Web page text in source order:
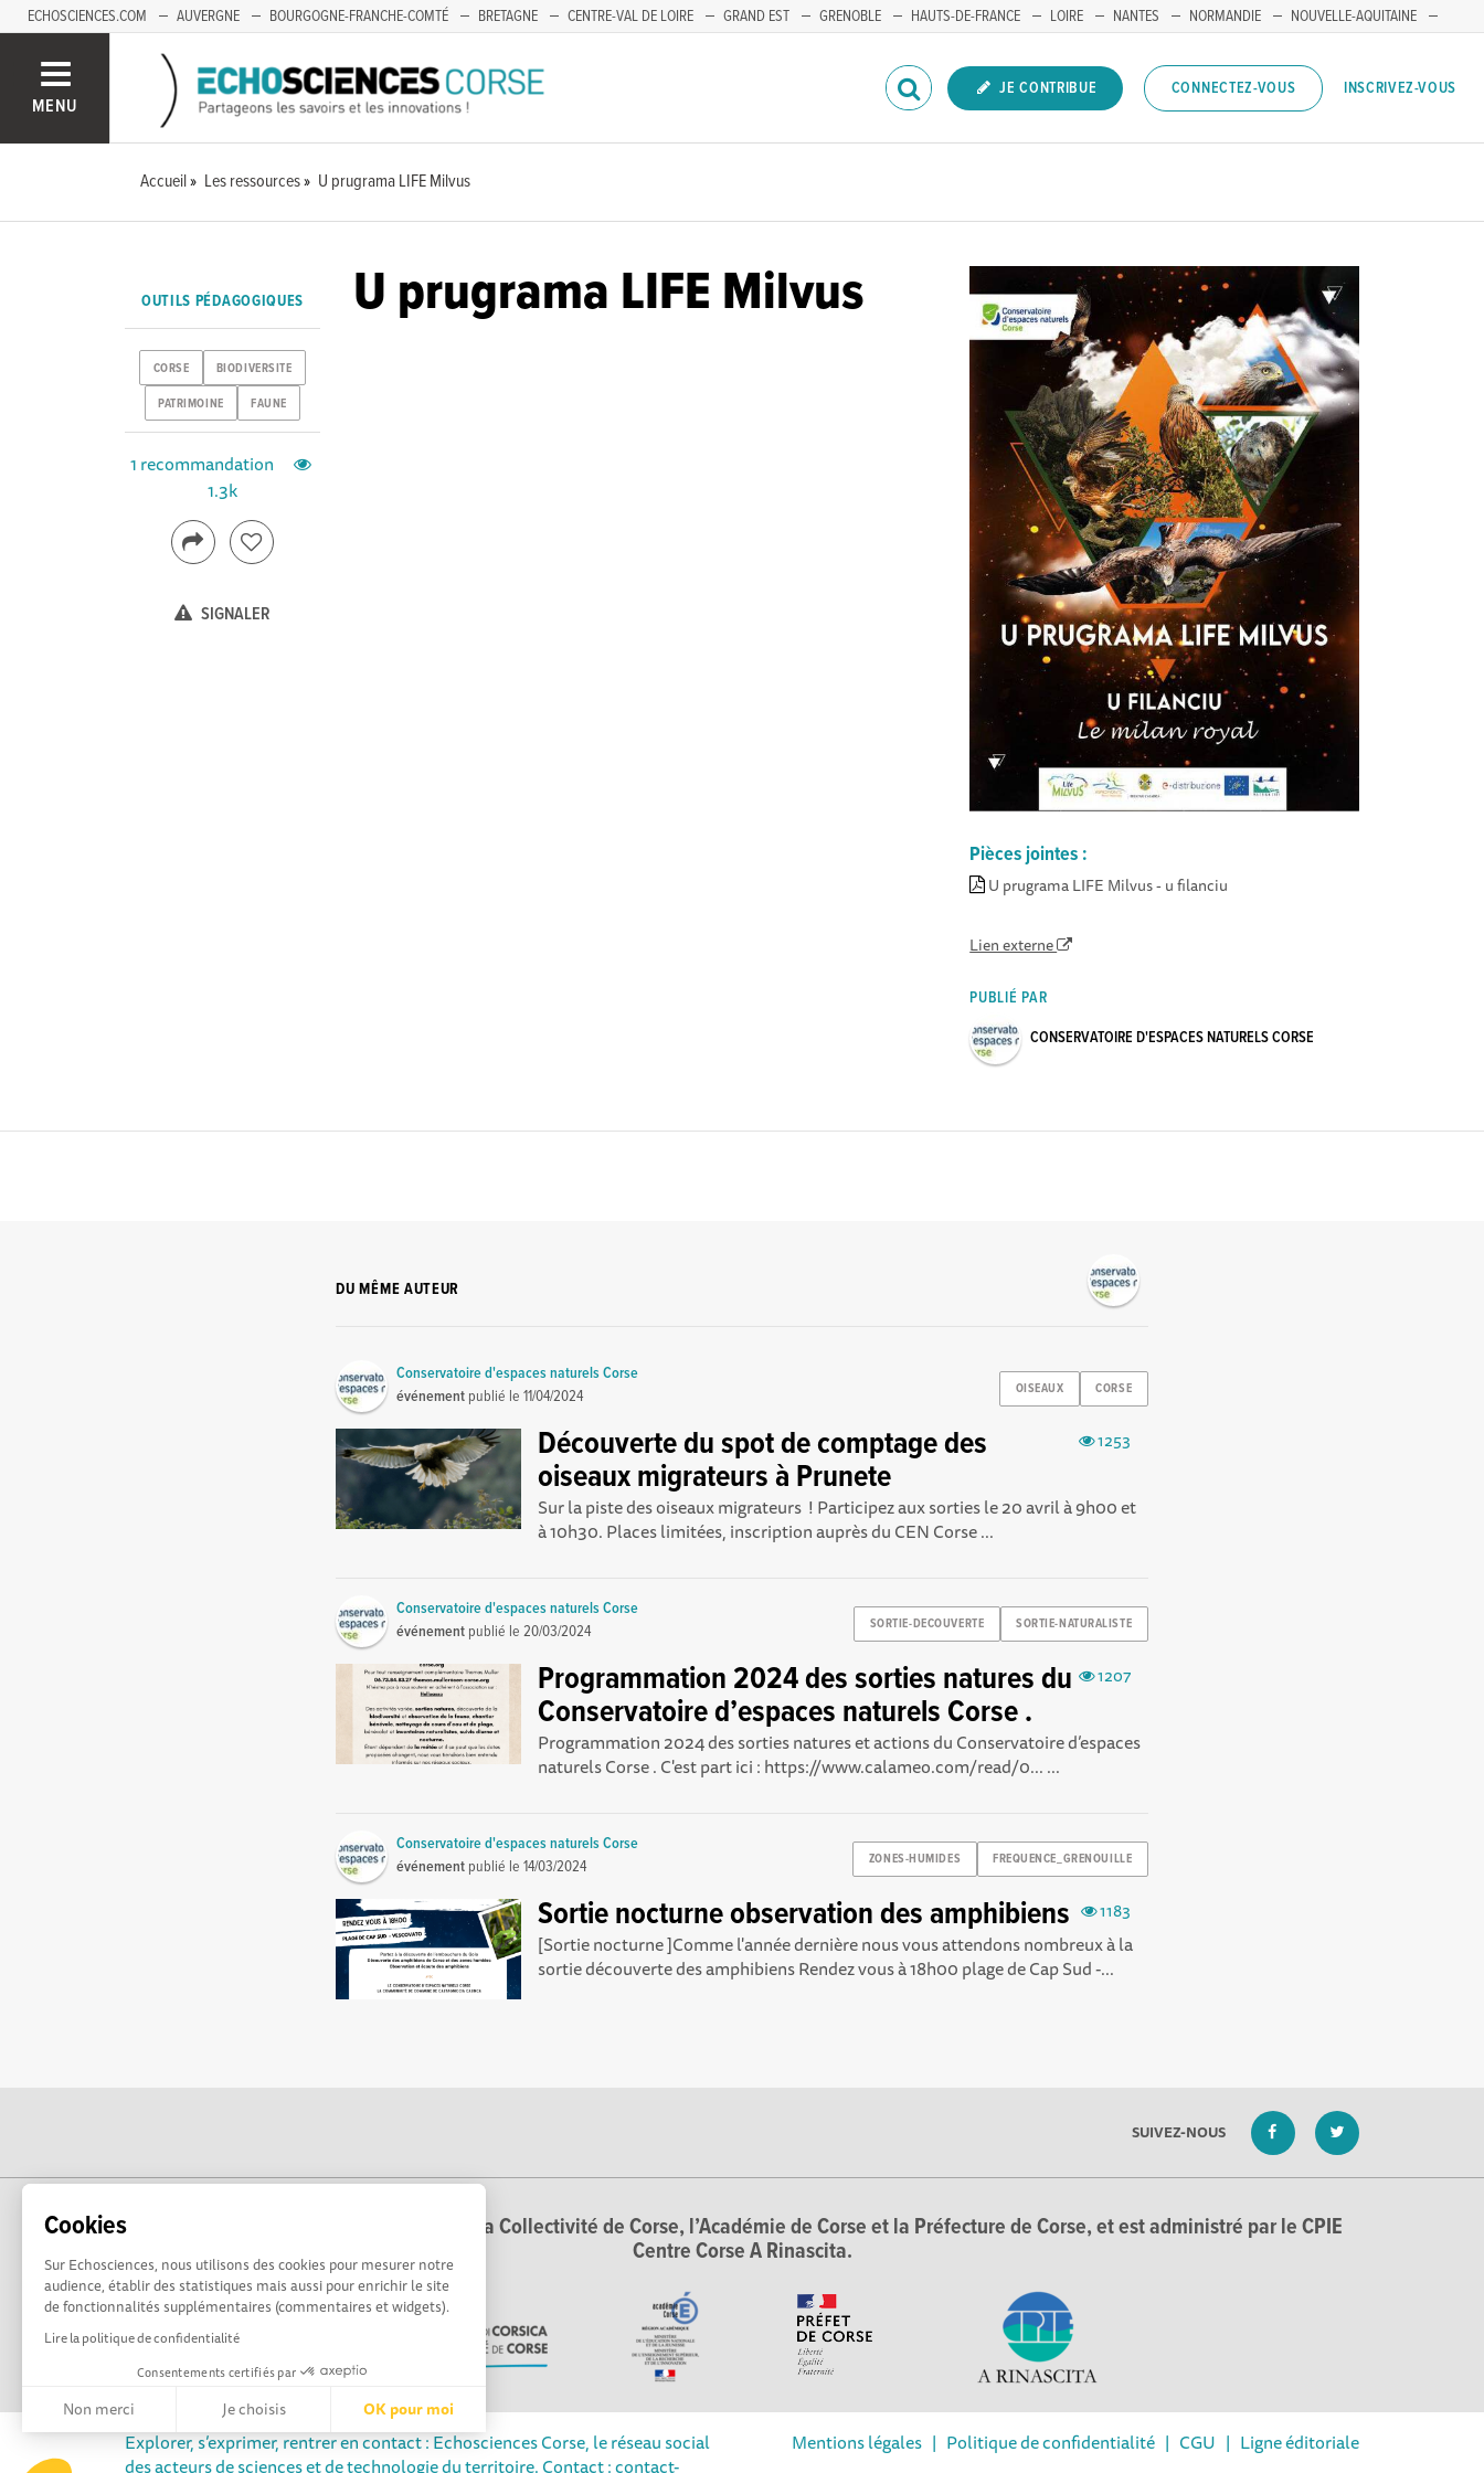
Cookies
Sur Echosciences, nous utilisons des cookies pour mesurer notre
audience, établir des statistiques mais aussi pour enrichir le site
de fonctionnalités supplémentaires (commentaires et widgets).
Lire la politique de confidentialité
Consentements certifiés par
Non merci Je choisis OK pour moi
Axeptio consent
Plateforme de Gestion du Consentement : Personnalisez vos Options
ECHOSCIENCES.COM AUVERGNE BOURGOGNE-FRANCHE-COMTÉ BRETAGNE CENTRE-VAL DE LOIRE GRAND EST GRENOBLE HAUTS-DE-FRANCE LOIRE NANTES NORMANDIE
NOUVELLE-AQUITAINE
MENU
JE CONTRIBUE CONNECTEZ-VOUS INSCRIVEZ-VOUS
Accueil Les ressources U prugrama LIFE Milvus
U prugrama LIFE Milvus
Pièces jointes :
U prugrama LIFE Milvus - u filanciu
Lien externe
PUBLIÉ PAR
CONSERVATOIRE D'ESPACES NATURELS CORSE
OUTILS PÉDAGOGIQUES
CORSE BIODIVERSITE
PATRIMOINE FAUNE
1 recommandation
1.3k
SIGNALER
DU MÊME AUTEUR
OISEAUX CORSE
Conservatoire d'espaces naturels Corse
événement publié le11/04/2024
1253
Découverte du spot de comptage des
oiseaux migrateurs à Prunete
Sur la piste des oiseaux migrateurs ! Participez aux sorties le 20 avril à 9h00 et
à 10h30. Places limitées, inscription auprès du CEN Corse ...
SORTIE-DECOUVERTE SORTIE-NATURALISTE
Conservatoire d'espaces naturels Corse
événement publié le20/03/2024
1207
Programmation 2024 des sorties natures du
Conservatoire d’espaces naturels Corse .
Programmation 2024 des sorties natures et actions du Conservatoire d’espaces
naturels Corse . C'est part ici : https://www.calameo.com/read/0... ...
ZONES-HUMIDES FREQUENCE_GRENOUILLE
Conservatoire d'espaces naturels Corse
événement publié le14/03/2024
1183
Sortie nocturne observation des amphibiens
[Sortie nocturne ]Comme l'année dernière nous vous attendons nombreux à la
sortie découverte des amphibiens Rendez vous à 18h00 plage de Cap Sud -...
SUIVEZ-NOUS
Echosciences Corse est coordonné par la Collectivité de Corse, l’Académie de Corse et la Préfecture de Corse, et est administré par le CPIE
Centre Corse A Rinascita.
Explorer, s’exprimer, rentrer en contact : Echosciences Corse, le réseau social
des acteurs de sciences et de technologie du territoire. Contact : contact-
Mentions légales| Politique de confidentialité| CGU | Ligne éditoriale